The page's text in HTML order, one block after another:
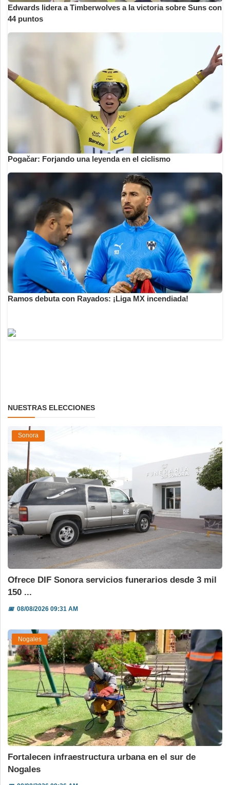
Edwards lidera a Timberwolves a la victoria sobre Suns con
44 puntos
Pogačar: Forjando una leyenda en el ciclismo
Ramos debuta con Rayados: ¡Liga MX incendiada!
NUESTRAS ELECCIONES
Sonora
Ofrece DIF Sonora servicios funerarios desde 3 mil
150 ...
📅08/08/2026 09:31 AM
Nogales
Fortalecen infraestructura urbana en el sur de
Nogales